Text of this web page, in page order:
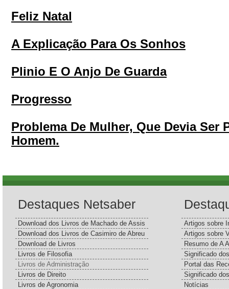
Feliz Natal
A Explicação Para Os Sonhos
Plinio E O Anjo De Guarda
Progresso
Problema De Mulher, Que Devia Ser
Homem.
Destaques Netsaber
Download dos Livros de Machado de Assis
Download dos Livros de Casimiro de Abreu
Download de Livros
Livros de Filosofia
Livros de Administração
Livros de Direito
Livros de Agronomia
Artigos sobre
Artigos sobre
Resumo de A
Significado
Portal das
Significado
Notícias